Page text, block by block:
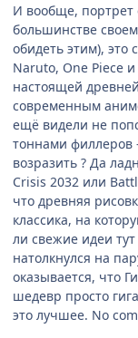
И вообще, портрет
большинстве
обидеть этим), это
Naruto, One Piece
настоящей
современным
ещё видели не
тоннами филлеров
возразить ? Да
Crisis 2032 или
что древняя
классика, на
ли свежие идеи
натолкнулся на
оказывается, что
шедевр просто
это лучшее. No